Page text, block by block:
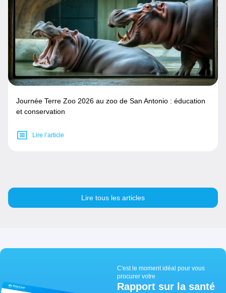
Journée Terre Zoo 2026 au zoo de San Antonio : éducation
et conservation
Lire l’article
Lire tous les articles
C'est le moment idéal pour vous
procurer votre
Rapport sur la santé